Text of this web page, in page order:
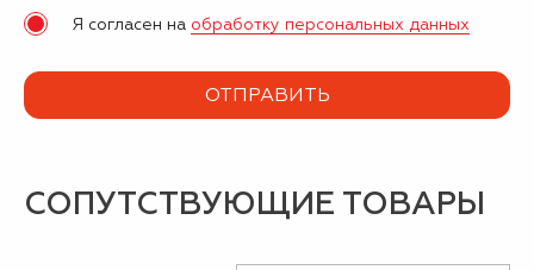
Я согласен на обработку персональных данных
СОПУТСТВУЮЩИЕ ТОВАРЫ